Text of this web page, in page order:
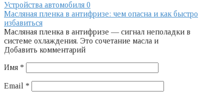
Устройства автомобиля 0
Масляная пленка в антифризе: чем опасна и как быстро
избавиться
Масляная пленка в антифризе — сигнал неполадки в
системе охлаждения. Это сочетание масла и
Добавить комментарий
Имя *
Email *